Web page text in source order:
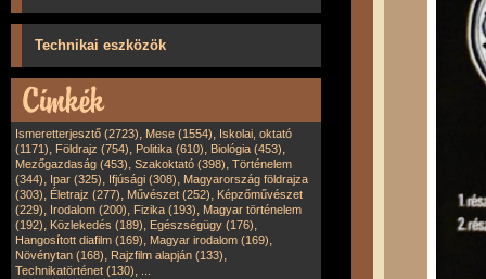
Technikai eszközök
Ismeretterjesztő (2723), Mese (1554), Iskolai, oktató
(1171), Földrajz (754), Politika (610), Biológia (453),
Mezőgazdaság (453), Szakoktató (398), Történelem
(344), Ipar (325), Ifjúsági (308), Magyarország földrajza
(303), Életrajz (277), Művészet (252), Képzőművészet
(229), Irodalom (200), Fizika (193), Magyar történelem
(192), Közlekedés (189), Egészségügy (176),
Hangosított diafilm (169), Magyar irodalom (169),
Növénytan (168), Rajzfilm alapján (133),
Technikatörténet (130),